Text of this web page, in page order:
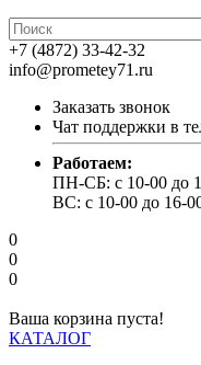
+7 (4872) 33-42-32
info@prometey71.ru
Заказать звонок
Чат поддержки в
Работаем:
ПН-СБ: с 10-00 до
ВС: с 10-00 до 16-
0
0
0
Ваша корзина пуста!
КАТАЛОГ